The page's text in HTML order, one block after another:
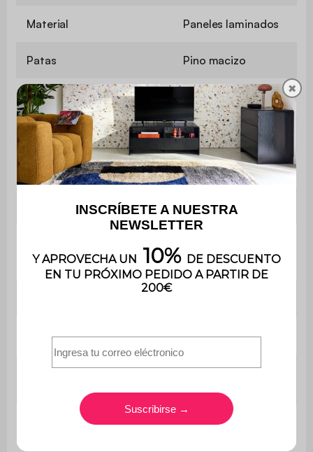
Material Paneles laminados
Patas Pino macizo
Color Nogal
Número de cajones 6
Peso 37,25 kg
Peso máximo soportado 50 kg
Garantía 3 años
El montaje es muy sencillo, se incluye
✖